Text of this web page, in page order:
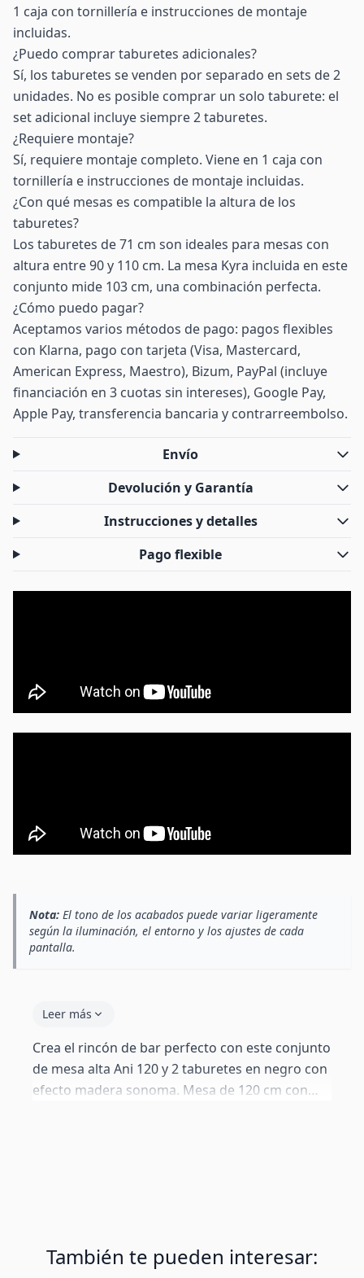
1 caja con tornillería e instrucciones de montaje
incluidas.
¿Puedo comprar taburetes adicionales?
Sí, los taburetes se venden por separado en sets de 2
unidades. No es posible comprar un solo taburete: el
set adicional incluye siempre 2 taburetes.
¿Requiere montaje?
Sí, requiere montaje completo. Viene en 1 caja con
tornillería e instrucciones de montaje incluidas.
¿Con qué mesas es compatible la altura de los
taburetes?
Los taburetes de 71 cm son ideales para mesas con
altura entre 90 y 110 cm. La mesa Kyra incluida en este
conjunto mide 103 cm, una combinación perfecta.
¿Cómo puedo pagar?
Aceptamos varios métodos de pago: pagos flexibles
con Klarna, pago con tarjeta (Visa, Mastercard,
American Express, Maestro), Bizum, PayPal (incluye
financiación en 3 cuotas sin intereses), Google Pay,
Apple Pay, transferencia bancaria y contrarreembolso.
Envío
Devolución y Garantía
Instrucciones y detalles
Pago flexible
Nota: El tono de los acabados puede variar ligeramente
según la iluminación, el entorno y los ajustes de cada
pantalla.
Leer más
Crea el rincón de bar perfecto con este conjunto
de mesa alta Ani 120 y 2 taburetes en negro con
efecto madera sonoma. Mesa de 120 cm con
También te pueden interesar: